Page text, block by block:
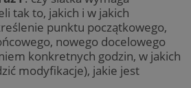
tak to, jakich i w jakich
punktu początkowego,
nowego docelowego
konkretnych godzin, w jakich
modyfikacje), jakie jest